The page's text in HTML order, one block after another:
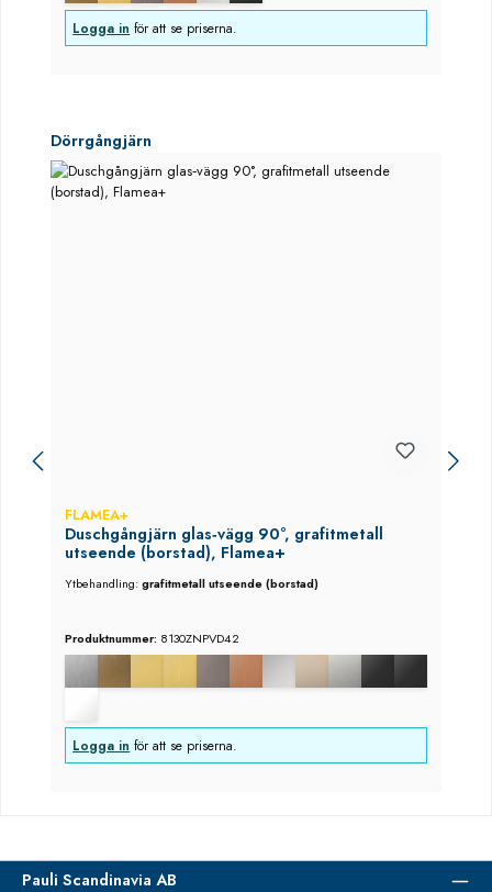
Logga in för att se priserna.
Hoppa över produktgalleri
Dörrgångjärn
FLAMEA+
Duschgångjärn glas‑vägg 90°, grafitmetall
utseende (borstad), Flamea+
Ytbehandling:grafitmetall utseende (borstad)
Produktnummer: 8130ZNPVD42
Logga in för att se priserna.
Pauli Scandinavia AB